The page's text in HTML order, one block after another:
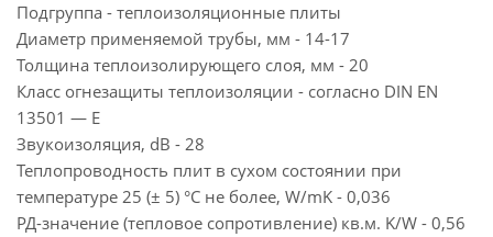
Подгруппа - теплоизоляционные плиты
Диаметр применяемой трубы, мм - 14-17
Толщина теплоизолирующего слоя, мм - 20
Класс огнезащиты теплоизоляции - согласно DIN EN
13501 — E
Звукоизоляция, dB - 28
Теплопроводность плит в сухом состоянии при
температуре 25 (± 5) °С не более, W/mK - 0,036
РД-значение (тепловое сопротивление) кв.м. K/W - 0,56